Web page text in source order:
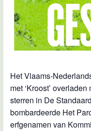
Het Vlaams-
met ‘Kroost’
sterren in De
bombardeerde Het
erfgenamen van